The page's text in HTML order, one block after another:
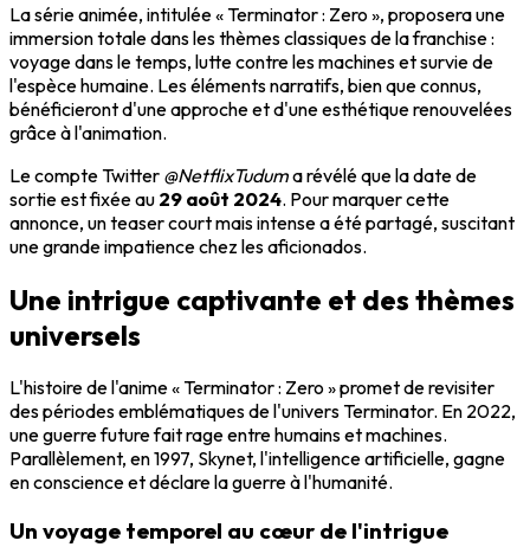
La série animée, intitulée « Terminator : Zero », proposera une
immersion totale dans les thèmes classiques de la franchise :
voyage dans le temps, lutte contre les machines et survie de
l'espèce humaine. Les éléments narratifs, bien que connus,
bénéficieront d'une approche et d'une esthétique renouvelées
grâce à l'animation.
Le compte Twitter @NetflixTuduma révélé que la date de
sortie est fixée au 29 août 2024. Pour marquer cette
annonce, un teaser court mais intense a été partagé, suscitant
une grande impatience chez les aficionados.
Une intrigue captivante et des thèmes
universels
L'histoire de l'anime « Terminator : Zero » promet de revisiter
des périodes emblématiques de l'univers Terminator. En 2022,
une guerre future fait rage entre humains et machines.
Parallèlement, en 1997, Skynet, l'intelligence artificielle, gagne
en conscience et déclare la guerre à l'humanité.
Un voyage temporel au cœur de l'intrigue